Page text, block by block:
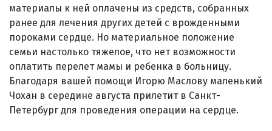
материалы к ней оплачены из средств, собранных
ранее для лечения других детей с врожденными
пороками сердце. Но материальное положение
семьи настолько тяжелое, что нет возможности
оплатить перелет мамы и ребенка в больницу.
Благодаря вашей помощи Игорю Маслову маленький
Чохан в середине августа прилетит в Санкт-
Петербург для проведения операции на сердце.